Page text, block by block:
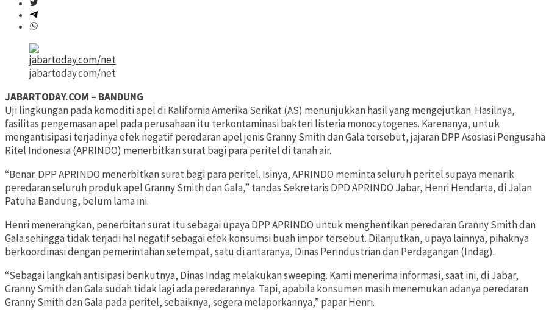
jabartoday.com/net
JABARTODAY.COM – BANDUNG
Uji lingkungan pada komoditi apel di Kalifornia Amerika Serikat (AS) menunjukkan hasil yang mengejutkan. Hasilnya,
fasilitas pengemasan apel pada perusahaan itu terkontaminasi bakteri listeria monocytogenes. Karenanya, untuk
mengantisipasi terjadinya efek negatif peredaran apel jenis Granny Smith dan Gala tersebut, jajaran DPP Asosiasi Pengusaha
Ritel Indonesia (APRINDO) menerbitkan surat bagi para peritel di tanah air.
“Benar. DPP APRINDO menerbitkan surat bagi para peritel. Isinya, APRINDO meminta seluruh peritel supaya menarik
peredaran seluruh produk apel Granny Smith dan Gala,” tandas Sekretaris DPD APRINDO Jabar, Henri Hendarta, di Jalan
Patuha Bandung, belum lama ini.
Henri menerangkan, penerbitan surat itu sebagai upaya DPP APRINDO untuk menghentikan peredaran Granny Smith dan
Gala sehingga tidak terjadi hal negatif sebagai efek konsumsi buah impor tersebut. Dilanjutkan, upaya lainnya, pihaknya
berkoordinasi dengan pemerintahan setempat, satu di antaranya, Dinas Perindustrian dan Perdagangan (Indag).
“Sebagai langkah antisipasi berikutnya, Dinas Indag melakukan sweeping. Kami menerima informasi, saat ini, di Jabar,
Granny Smith dan Gala sudah tidak lagi ada peredarannya. Tapi, apabila konsumen masih menemukan adanya peredaran
Granny Smith dan Gala pada peritel, sebaiknya, segera melaporkannya,” papar Henri.